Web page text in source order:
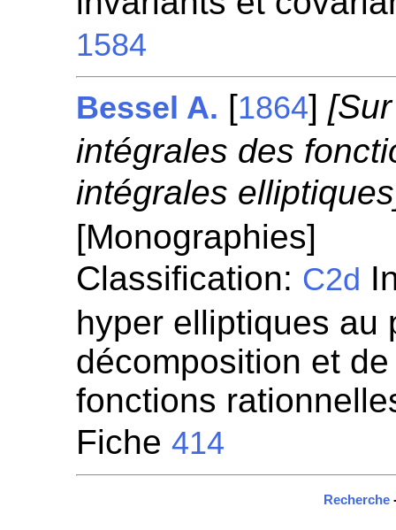
1584
Bessel A. [1864]
intégrales des
intégrales
[Monographies]
Classification: C2d
hyper elliptiques au
décomposition et
fonctions
Fiche414
Recherche